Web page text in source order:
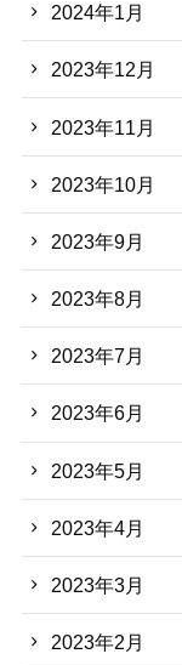
2024年1月
2023年12月
2023年11月
2023年10月
2023年9月
2023年8月
2023年7月
2023年6月
2023年5月
2023年4月
2023年3月
2023年2月